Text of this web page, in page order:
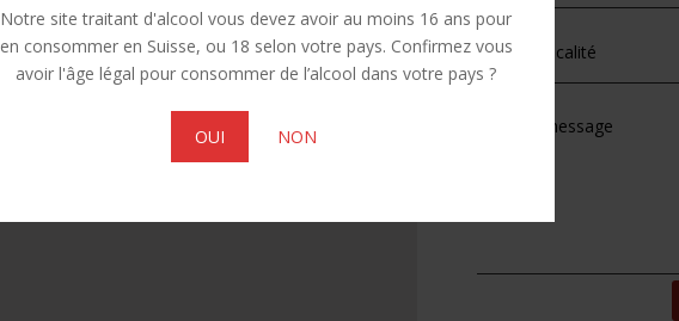
Notre site traitant d'alcool vous devez avoir au moins 16 ans pour
en consommer en Suisse, ou 18 selon votre pays. Confirmez vous
avoir l'âge légal pour consommer de l’alcool dans votre pays ?
OUI NON